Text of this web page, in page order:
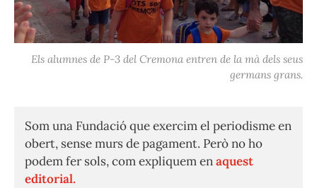
Els alumnes de P-3 del Cremona entren de la mà dels seus
germans grans.
Som una Fundació que exercim el periodisme en
obert, sense murs de pagament. Però no ho
podem fer sols, com expliquem enaquest
editorial.